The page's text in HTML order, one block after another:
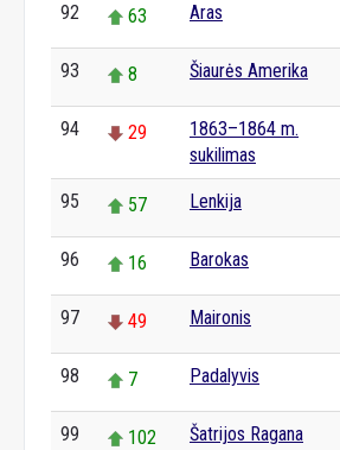
92 63 Aras
93 8 Šiaurės Amerika
94 29
1863–1864 m.
sukilimas
95 57 Lenkija
96 16 Barokas
97 49 Maironis
98 7 Padalyvis
99 102 Šatrijos Ragana